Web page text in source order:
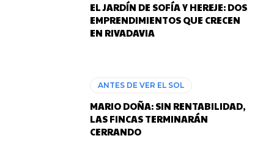
EL JARDÍN DE SOFÍA Y HEREJE: DOS
EMPRENDIMIENTOS QUE CRECEN
EN RIVADAVIA
ANTES DE VER EL SOL
MARIO DOÑA: SIN RENTABILIDAD,
LAS FINCAS TERMINARÁN
CERRANDO